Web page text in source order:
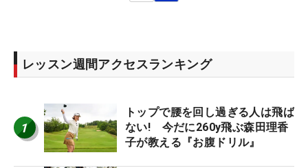
レッスン週間アクセスランキング
1
トップで腰を回し過ぎる人は飛ば
ない! 今だに260y飛ぶ森田理香
子が教える『お腹ドリル』